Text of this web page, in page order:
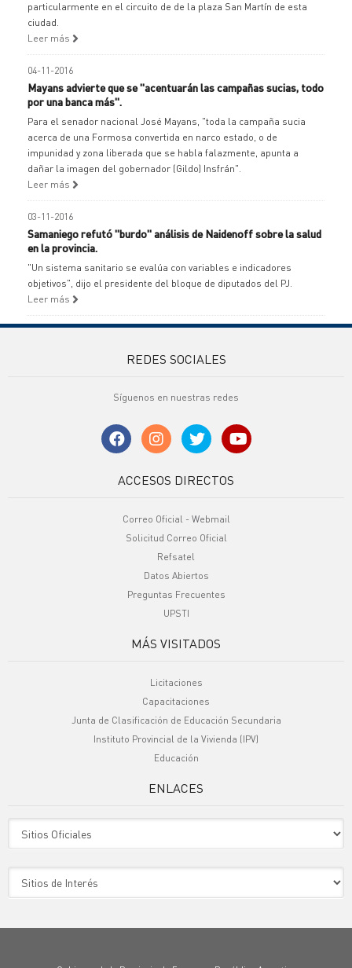
particularmente en el circuito de de la plaza San Martín de esta
ciudad.
Leer más
04-11-2016
Mayans advierte que se "acentuarán las campañas sucias, todo
por una banca más".
Para el senador nacional José Mayans, "toda la campaña sucia
acerca de una Formosa convertida en narco estado, o de
impunidad y zona liberada que se habla falazmente, apunta a
dañar la imagen del gobernador (Gildo) Insfrán".
Leer más
03-11-2016
Samaniego refutó "burdo" análisis de Naidenoff sobre la salud
en la provincia.
"Un sistema sanitario se evalúa con variables e indicadores
objetivos", dijo el presidente del bloque de diputados del PJ.
Leer más
REDES SOCIALES
Síguenos en nuestras redes
ACCESOS DIRECTOS
Correo Oficial - Webmail
Solicitud Correo Oficial
Refsatel
Datos Abiertos
Preguntas Frecuentes
UPSTI
MÁS VISITADOS
Licitaciones
Capacitaciones
Junta de Clasificación de Educación Secundaria
Instituto Provincial de la Vivienda (IPV)
Educación
ENLACES